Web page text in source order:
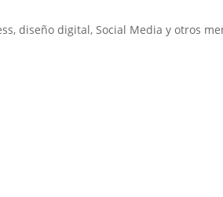
diseño digital, Social Media y otros